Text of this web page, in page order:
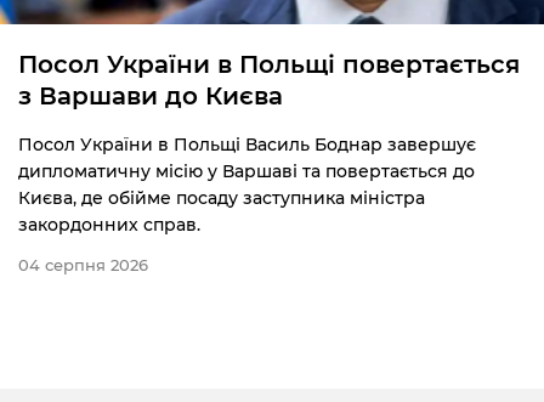
Посол України в Польщі повертається
з Варшави до Києва
Посол України в Польщі Василь Боднар завершує
дипломатичну місію у Варшаві та повертається до
Києва, де обійме посаду заступника міністра
закордонних справ.
04 серпня 2026